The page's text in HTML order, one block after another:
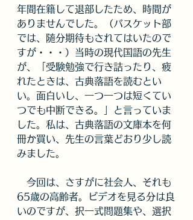
年間在籍して退部したため、時間が
ありませんでした。（バスケット部
では、随分期待もされてはいたので
すが・・・）当時の現代国語の先生
が、「受験勉強で行き詰ったり、疲
れたときは、古典落語を読むとい
い。面白いし、一つ一つは短くてい
つでも中断できる。」と言っていま
した。私は、古典落語の文庫本を何
冊か買い、先生の言葉どおり少し読
みました。
今回は、さすがに社会人、それも
65歳の高齢者。ビデオを見る分は良
いのですが、択一式問題集や、選択